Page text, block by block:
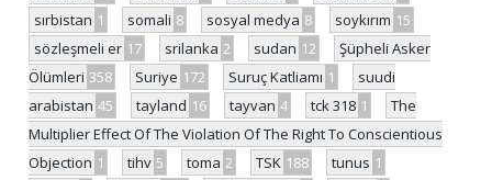
sırbistan 1 somali 8 sosyal medya 8 soykırım 15
sözleşmeli er 17 srilanka 2 sudan 12
Şüpheli Asker
Ölümleri 358 Suriye 172 Suruç Katliamı 1
suudi
arabistan 45 tayland 16 tayvan 4 tck 318 1
The
Multiplier Effect Of The Violation Of The Right To Conscientious
Objection 1 tihv 5 toma 2 TSK 188 tunus 1